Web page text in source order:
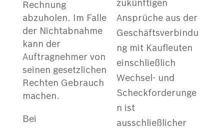
Rechnung
abzuholen. Im Falle
der Nichtabnahme
kann der
Auftragnehmer von
seinen gesetzlichen
Rechten Gebrauch
machen.
Bei
zukünftigen
Ansprüche aus der
Geschäftsverbindu
ng mit Kaufleuten
einschließlich
Wechsel- und
Scheckforderunge
n ist
ausschließlicher